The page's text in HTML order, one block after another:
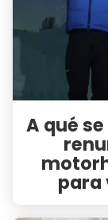
A qué
para